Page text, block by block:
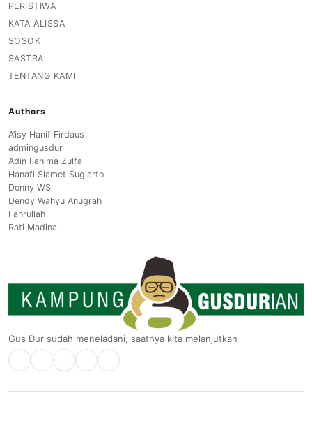
PERISTIWA
KATA ALISSA
SOSOK
SASTRA
TENTANG KAMI
Authors
A’isy Hanif Firdaus
admingusdur
Adin Fahima Zulfa
Hanafi Slamet Sugiarto
Donny WS
Dendy Wahyu Anugrah
Fahrullah
Rati Madina
Gus Dur sudah meneladani, saatnya kita melanjutkan